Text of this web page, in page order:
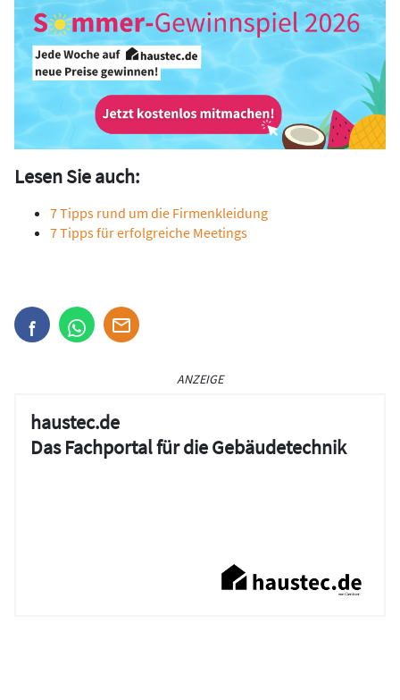
Lesen Sie auch:
7 Tipps rund um die Firmenkleidung
7 Tipps für erfolgreiche Meetings
ANZEIGE
haustec.de
Das Fachportal für die Gebäudetechnik